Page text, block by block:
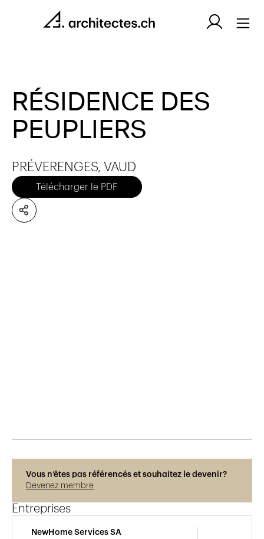
RÉSIDENCE DES
PEUPLIERS
PRÉVERENGES, VAUD
Télécharger le PDF
Vous n’êtes pas référencés et souhaitez le devenir?
Devenez membre
Entreprises
NewHome Services SA